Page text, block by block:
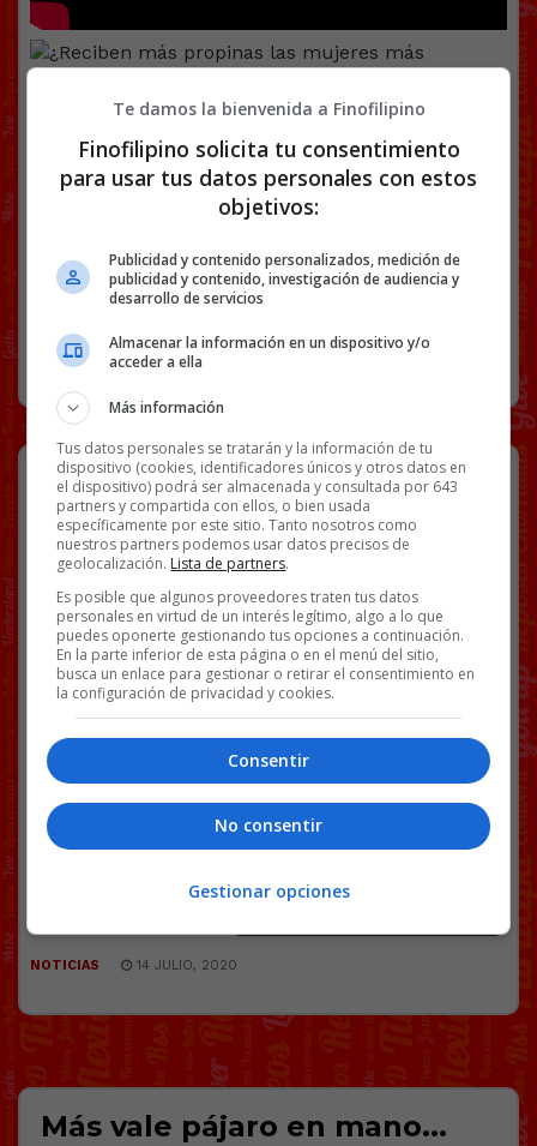
Facebook
Twitter
WhatsApp
Gmail
Copy
Link
CHICAS VÍDEOS
41 COMENTARIOS
RANDOM 13 ENERO, 2024
Cazadores de Mitos ha caído en
desgracia…
@FernandoQntro
Facebook
Twitter
WhatsApp
Gmail
Copy
Link
BS18
53 COMENTARIOS
NOTICIAS 14 JULIO, 2020
Te damos la bienvenida a Finofilipino
Finofilipino solicita tu consentimiento
para usar tus datos personales con estos
objetivos:
Publicidad y contenido personalizados, medición de
publicidad y contenido, investigación de audiencia y
desarrollo de servicios
Almacenar la información en un dispositivo y/o
acceder a ella
Más información
Tus datos personales se tratarán y la información de tu
dispositivo (cookies, identificadores únicos y otros datos en
el dispositivo) podrá ser almacenada y consultada por 643
partners y compartida con ellos, o bien usada
específicamente por este sitio. Tanto nosotros como
nuestros partners podemos usar datos precisos de
geolocalización. Lista de partners.
Es posible que algunos proveedores traten tus datos
personales en virtud de un interés legítimo, algo a lo que
puedes oponerte gestionando tus opciones a continuación.
En la parte inferior de esta página o en el menú del sitio,
busca un enlace para gestionar o retirar el consentimiento en
la configuración de privacidad y cookies.
Consentir
No consentir
Gestionar opciones